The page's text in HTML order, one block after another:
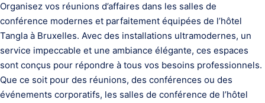
Organisez vos réunions d’affaires dans les salles de
conférence modernes et parfaitement équipées de l’hôtel
Tangla à Bruxelles. Avec des installations ultramodernes, un
service impeccable et une ambiance élégante, ces espaces
sont conçus pour répondre à tous vos besoins professionnels.
Que ce soit pour des réunions, des conférences ou des
événements corporatifs, les salles de conférence de l’hôtel